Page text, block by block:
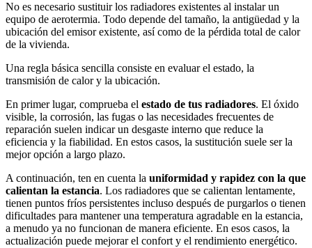
No es necesario sustituir los radiadores existentes al instalar un
equipo de aerotermia. Todo depende del tamaño, la antigüedad y la
ubicación del emisor existente, así como de la pérdida total de calor
de la vivienda.
Una regla básica sencilla consiste en evaluar el estado, la
transmisión de calor y la ubicación.
En primer lugar, comprueba el estado de tus radiadores. El óxido
visible, la corrosión, las fugas o las necesidades frecuentes de
reparación suelen indicar un desgaste interno que reduce la
eficiencia y la fiabilidad. En estos casos, la sustitución suele ser la
mejor opción a largo plazo.
A continuación, ten en cuenta la uniformidad y rapidez con la que
calientan la estancia. Los radiadores que se calientan lentamente,
tienen puntos fríos persistentes incluso después de purgarlos o tienen
dificultades para mantener una temperatura agradable en la estancia,
a menudo ya no funcionan de manera eficiente. En esos casos, la
actualización puede mejorar el confort y el rendimiento energético.